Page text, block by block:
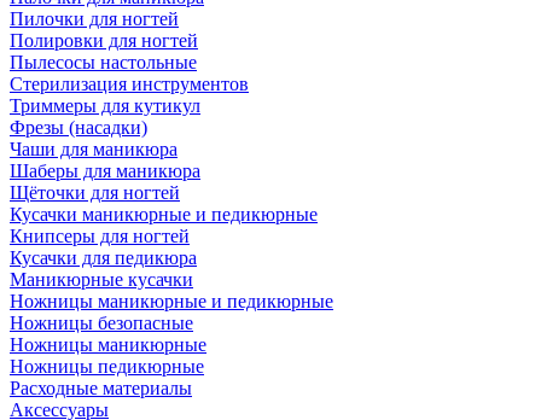
Пилочки для ногтей
Полировки для ногтей
Пылесосы настольные
Стерилизация инструментов
Триммеры для кутикул
Фрезы (насадки)
Чаши для маникюра
Шаберы для маникюра
Щёточки для ногтей
Кусачки маникюрные и педикюрные
Книпсеры для ногтей
Кусачки для педикюра
Маникюрные кусачки
Ножницы маникюрные и педикюрные
Ножницы безопасные
Ножницы маникюрные
Ножницы педикюрные
Расходные материалы
Аксессуары